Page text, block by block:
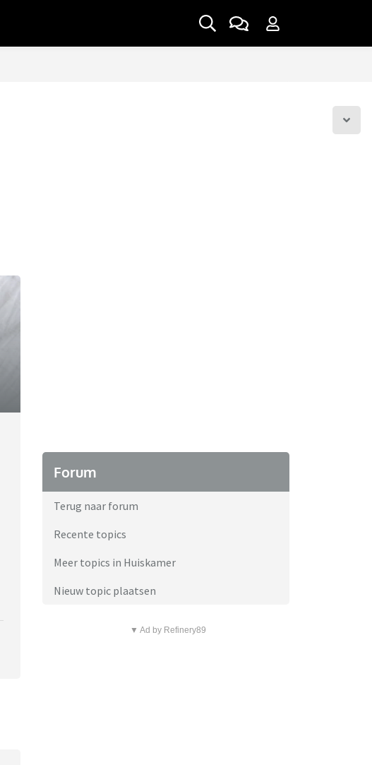
Forum
Terug naar forum
Recente topics
Meer topics in Huiskamer
Nieuw topic plaatsen
▼ Ad by Refinery89